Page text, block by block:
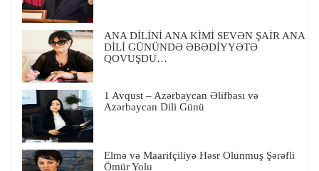
ANA DİLİNİ ANA KİMİ SEVƏN ŞAİR ANA
DİLİ GÜNÜNDƏ ƏBƏDİYYƏTƏ
QOVUŞDU…
1 Avqust – Azərbaycan Əlifbası və
Azərbaycan Dili Günü
Elmə və Maarifçiliyə Həsr Olunmuş Şərəfli
Ömür Yolu